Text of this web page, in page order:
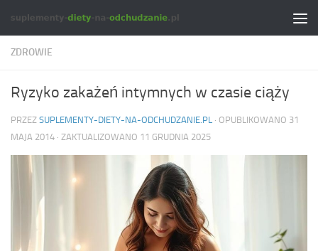
Skip to content
ZDROWIE
Ryzyko zakażeń intymnych w czasie ciąży
PRZEZ SUPLEMENTY-DIETY-NA-ODCHUDZANIE.PL · OPUBLIKOWANO 31
MAJA 2014 · ZAKTUALIZOWANO 11 GRUDNIA 2025